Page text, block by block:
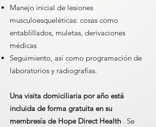
Manejo inicial de lesiones
musculoesqueléticas: cosas como
entablillados, muletas, derivaciones
médicas
Seguimiento, así como programación de
laboratorios y radiografías.
Una visita domiciliaria por año está
incluida de forma gratuita en su
membresía de Hope Direct Health . Se